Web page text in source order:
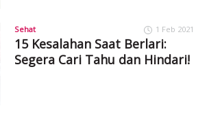
Sehat 1 Feb 2021
15 Kesalahan Saat Berlari:
Segera Cari Tahu dan Hindari!